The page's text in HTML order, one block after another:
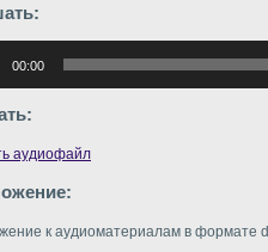
00:00
аудиофайл
к аудиоматериалам в формате